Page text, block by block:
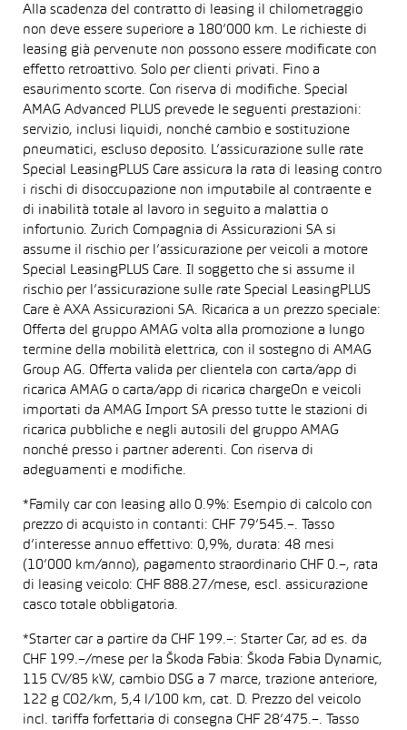
Alla scadenza del contratto di leasing il chilometraggio
non deve essere superiore a 180’000 km. Le richieste di
leasing già pervenute non possono essere modificate con
effetto retroattivo. Solo per clienti privati. Fino a
esaurimento scorte. Con riserva di modifiche. Special
AMAG Advanced PLUS prevede le seguenti prestazioni:
servizio, inclusi liquidi, nonché cambio e sostituzione
pneumatici, escluso deposito. L’assicurazione sulle rate
Special LeasingPLUS Care assicura la rata di leasing contro
i rischi di disoccupazione non imputabile al contraente e
di inabilità totale al lavoro in seguito a malattia o
infortunio. Zurich Compagnia di Assicurazioni SA si
assume il rischio per l’assicurazione per veicoli a motore
Special LeasingPLUS Care. Il soggetto che si assume il
rischio per l’assicurazione sulle rate Special LeasingPLUS
Care è AXA Assicurazioni SA. Ricarica a un prezzo speciale:
Offerta del gruppo AMAG volta alla promozione a lungo
termine della mobilità elettrica, con il sostegno di AMAG
Group AG. Offerta valida per clientela con carta/app di
ricarica AMAG o carta/app di ricarica chargeOn e veicoli
importati da AMAG Import SA presso tutte le stazioni di
ricarica pubbliche e negli autosili del gruppo AMAG
nonché presso i partner aderenti. Con riserva di
adeguamenti e modifiche.
*Family car con leasing allo 0.9%: Esempio di calcolo con
prezzo di acquisto in contanti: CHF 79’545.–. Tasso
d’interesse annuo effettivo: 0,9%, durata: 48 mesi
(10’000 km/anno), pagamento straordinario CHF 0.–, rata
di leasing veicolo: CHF 888.27/mese, escl. assicurazione
casco totale obbligatoria.
*Starter car a partire da CHF 199.–: Starter Car, ad es. da
CHF 199.–/mese per la Škoda Fabia: Škoda Fabia Dynamic,
115 CV/85 kW, cambio DSG a 7 marce, trazione anteriore,
122 g CO2/km, 5,4 l/100 km, cat. D. Prezzo del veicolo
incl. tariffa forfettaria di consegna CHF 28’475.–. Tasso